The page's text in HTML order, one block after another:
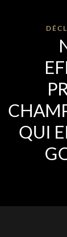
QUI